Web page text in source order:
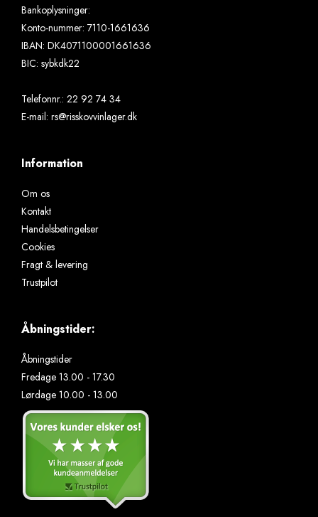
Bankoplysninger:
Konto-nummer: 7110-1661636
IBAN: DK4071100001661636
BIC: sybkdk22
Telefonnr.: 22 92 74 34
E-mail: rs@risskovvinlager.dk
Information
Om os
Kontakt
Handelsbetingelser
Cookies
Fragt & levering
Trustpilot
Åbningstider:
Åbningstider
Fredage 13.00 - 17.30
Lørdage 10.00 - 13.00